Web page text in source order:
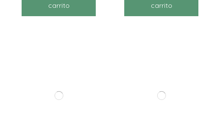
carrito
carrito